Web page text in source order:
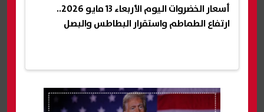
أسعار الخضروات اليوم الأربعاء 13 مايو 2026..
ارتفاع الطماطم واستقرار البطاطس والبصل